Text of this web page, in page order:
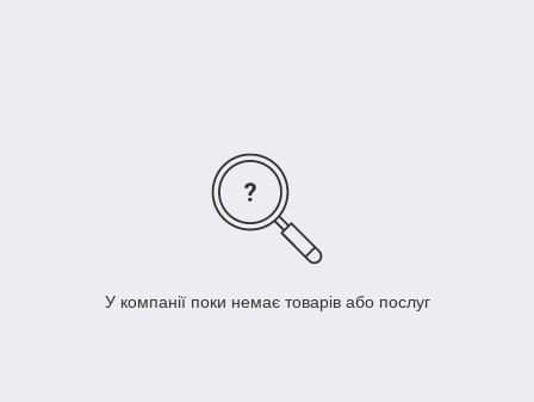
У компанії поки немає товарів або послуг